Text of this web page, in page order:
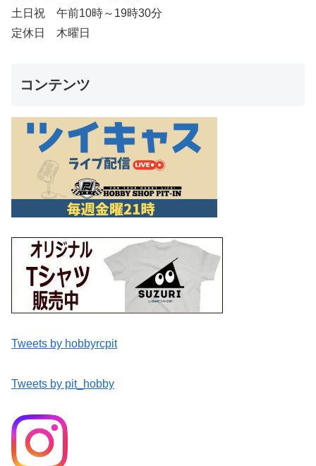
土日祝 午前10時～19時30分
定休日 木曜日
コンテンツ
Tweets by hobbyrcpit
Tweets by pit_hobby